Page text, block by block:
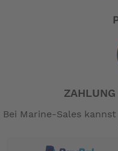
Bei Marine-Sales